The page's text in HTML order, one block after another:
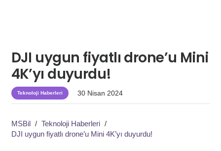
DJI uygun fiyatlı drone’u Mini
4K’yı duyurdu!
Teknoloji Haberleri 30 Nisan 2024
MSBil / Teknoloji Haberleri /
DJI uygun fiyatlı drone’u Mini 4K’yı duyurdu!